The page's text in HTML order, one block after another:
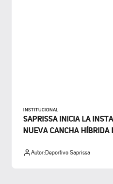
INSTITUCIONAL
SAPRISSA INICIA LA
NUEVA CANCHA HÍBRIDA
Autor:Deportivo Saprissa